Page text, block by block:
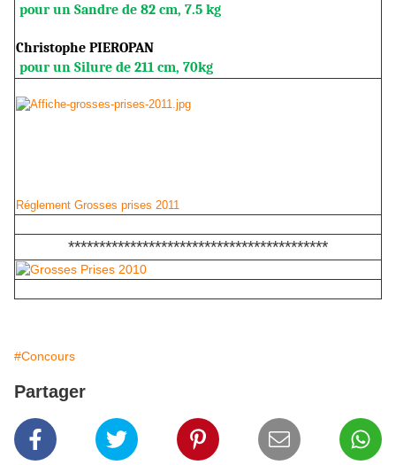
pour un Sandre de 82 cm, 7.5 kg
Christophe PIEROPAN
pour un Silure de 211 cm, 70kg
Réglement Grosses prises 2011
******************************************
#Concours
Partager